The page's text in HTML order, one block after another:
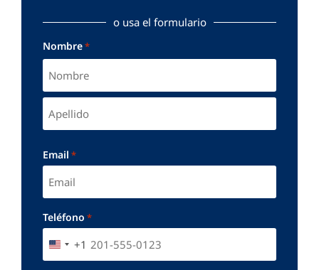
o usa el formulario
Nombre*
Email *
Teléfono *
UNITED STATES +1
+1